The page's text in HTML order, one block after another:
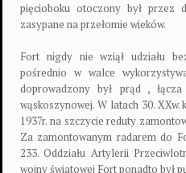
pięcioboku otoczony był przez
zasypane na przełomie wieków.
Fort nigdy nie wziął udziału
pośrednio w walce
doprowadzony był prąd ,
wąskoszynowej. W latach 30.
1937r. na szczycie reduty
Za zamontowanym radarem do
233. Oddziału Artylerii
wojny światowej Fort ponadto był